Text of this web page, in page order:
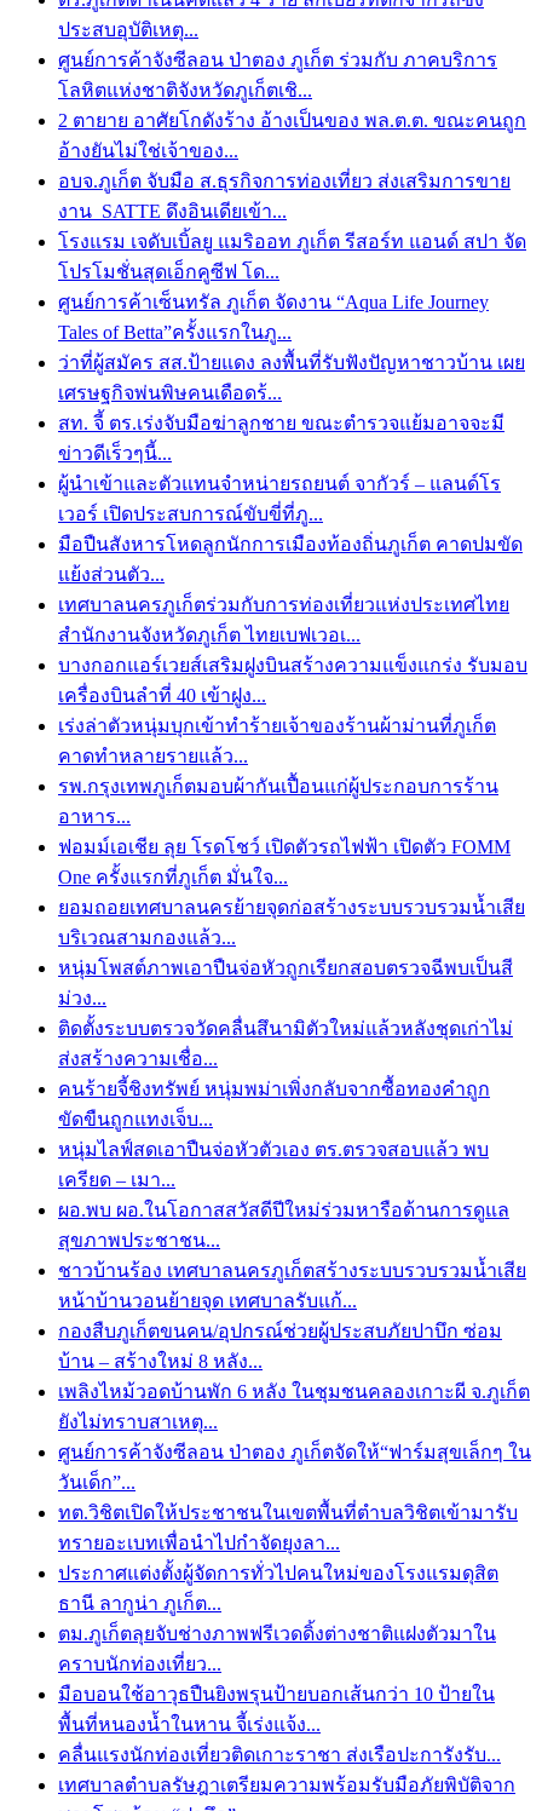
ประสบอุบัติเหตุ...
ศูนย์การค้าจังซีลอน ป่าตอง ภูเก็ต ร่วมกับ ภาคบริการ
โลหิตแห่งชาติจังหวัดภูเก็ตเชิ...
2 ตายาย อาศัยโกดังร้าง อ้างเป็นของ พล.ต.ต. ขณะคนถูก
อ้างยันไม่ใช่เจ้าของ...
อบจ.ภูเก็ต จับมือ ส.ธุรกิจการท่องเที่ยว ส่งเสริมการขาย
งาน SATTE ดึงอินเดียเข้า...
โรงแรม เจดับเบิ้ลยู แมริออท ภูเก็ต รีสอร์ท แอนด์ สปา จัด
โปรโมชั่นสุดเอ็กคูซีฟ โด...
ศูนย์การค้าเซ็นทรัล ภูเก็ต จัดงาน “Aqua Life Journey
Tales of Betta”ครั้งแรกในภู...
ว่าที่ผู้สมัคร สส.ป้ายแดง ลงพื้นที่รับฟังปัญหาชาวบ้าน เผย
เศรษฐกิจพ่นพิษคนเดือดร้...
สท. จี้ ตร.เร่งจับมือฆ่าลูกชาย ขณะตำรวจแย้มอาจจะมี
ข่าวดีเร็วๆนี้...
ผู้นำเข้าและตัวแทนจำหน่ายรถยนต์ จากัวร์ – แลนด์โร
เวอร์ เปิดประสบการณ์ขับขี่ที่ภู...
มือปืนสังหารโหดลูกนักการเมืองท้องถิ่นภูเก็ต คาดปมขัด
แย้งส่วนตัว...
เทศบาลนครภูเก็ตร่วมกับการท่องเที่ยวแห่งประเทศไทย
สำนักงานจังหวัดภูเก็ต ไทยเบฟเวอเ...
บางกอกแอร์เวยส์เสริมฝูงบินสร้างความแข็งแกร่ง รับมอบ
เครื่องบินลำที่ 40 เข้าฝูง...
เร่งล่าตัวหนุ่มบุกเข้าทำร้ายเจ้าของร้านผ้าม่านที่ภูเก็ต
คาดทำหลายรายแล้ว...
รพ.กรุงเทพภูเก็ตมอบผ้ากันเปื้อนแก่ผู้ประกอบการร้าน
อาหาร...
ฟอมม์เอเชีย ลุย โรดโชว์ เปิดตัวรถไฟฟ้า เปิดตัว FOMM
One ครั้งแรกที่ภูเก็ต มั่นใจ...
ยอมถอยเทศบาลนครย้ายจุดก่อสร้างระบบรวบรวมน้ำเสีย
บริเวณสามกองแล้ว...
หนุ่มโพสต์ภาพเอาปืนจ่อหัวถูกเรียกสอบตรวจฉีพบเป็นสี
ม่วง...
ติดตั้งระบบตรวจวัดคลื่นสึนามิตัวใหม่แล้วหลังชุดเก่าไม่
ส่งสร้างความเชื่อ...
คนร้ายจี้ชิงทรัพย์ หนุ่มพม่าเพิ่งกลับจากซื้อทองคำถูก
ขัดขืนถูกแทงเจ็บ...
หนุ่มไลฟ์สดเอาปืนจ่อหัวตัวเอง ตร.ตรวจสอบแล้ว พบ
เครียด – เมา...
ผอ.พบ ผอ.ในโอกาสสวัสดีปีใหม่ร่วมหารือด้านการดูแล
สุขภาพประชาชน...
ชาวบ้านร้อง เทศบาลนครภูเก็ตสร้างระบบรวบรวมน้ำเสีย
หน้าบ้านวอนย้ายจุด เทศบาลรับแก้...
กองสืบภูเก็ตขนคน/อุปกรณ์ช่วยผู้ประสบภัยปาบึก ซ่อม
บ้าน – สร้างใหม่ 8 หลัง...
เพลิงไหม้วอดบ้านพัก 6 หลัง ในชุมชนคลองเกาะผี จ.ภูเก็ต
ยังไม่ทราบสาเหตุ...
ศูนย์การค้าจังซีลอน ป่าตอง ภูเก็ตจัดให้“ฟาร์มสุขเล็กๆ ใน
วันเด็ก”...
ทต.วิชิตเปิดให้ประชาชนในเขตพื้นที่ตำบลวิชิตเข้ามารับ
ทรายอะเบทเพื่อนำไปกำจัดยุงลา...
ประกาศแต่งตั้งผู้จัดการทั่วไปคนใหม่ของโรงแรมดุสิต
ธานี ลากูน่า ภูเก็ต...
ตม.ภูเก็ตลุยจับช่างภาพฟรีเวดดิ้งต่างชาติแฝงตัวมาใน
คราบนักท่องเที่ยว...
มือบอนใช้อาวุธปืนยิงพรุนป้ายบอกเส้นกว่า 10 ป้ายใน
พื้นที่หนองน้ำในหาน จี้เร่งแจ้ง...
คลื่นแรงนักท่องเที่ยวติดเกาะราชา ส่งเรือปะการังรับ...
เทศบาลตำบลรัษฎาเตรียมความพร้อมรับมือภัยพิบัติจาก